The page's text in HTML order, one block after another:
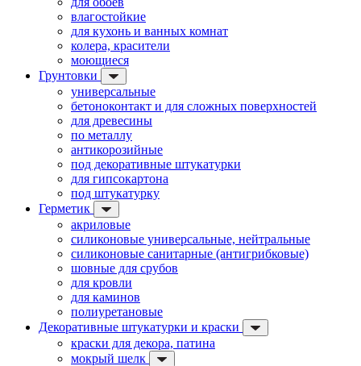
влагостойкие
для кухонь и ванных комнат
колера, красители
моющиеся
Грунтовки
универсальные
бетоноконтакт и для сложных поверхностей
для древесины
по металлу
антикорозийные
под декоративные штукатурки
для гипсокартона
под штукатурку
Герметик
акриловые
силиконовые универсальные, нейтральные
силиконовые санитарные (антигрибковые)
шовные для срубов
для кровли
для каминов
полиуретановые
Декоративные штукатурки и краски
краски для декора, патина
мокрый шелк